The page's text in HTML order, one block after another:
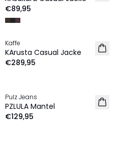
€89,95
NEU
Kaffe
KArusta Casual Jacke
€289,95
NEU
Pulz Jeans
PZLULA Mantel
€129,95